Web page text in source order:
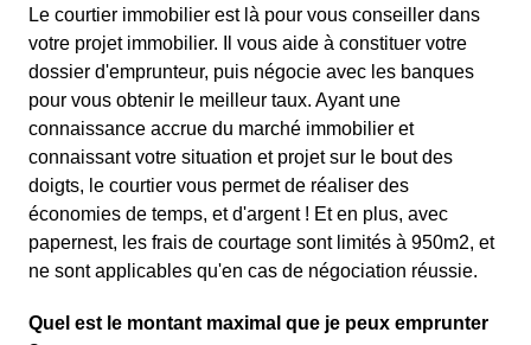
Le courtier immobilier est là pour vous conseiller dans
votre projet immobilier. Il vous aide à constituer votre
dossier d'emprunteur, puis négocie avec les banques
pour vous obtenir le meilleur taux. Ayant une
connaissance accrue du marché immobilier et
connaissant votre situation et projet sur le bout des
doigts, le courtier vous permet de réaliser des
économies de temps, et d'argent ! Et en plus, avec
papernest, les frais de courtage sont limités à 950m2, et
ne sont applicables qu'en cas de négociation réussie.
Quel est le montant maximal que je peux emprunter